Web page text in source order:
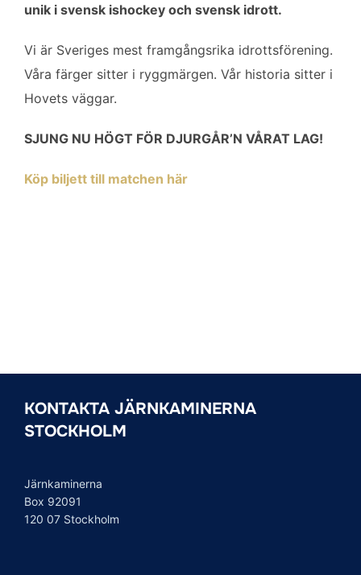
unik i svensk ishockey och svensk idrott.
Vi är Sveriges mest framgångsrika idrottsförening.
Våra färger sitter i ryggmärgen. Vår historia sitter i
Hovets väggar.
SJUNG NU HÖGT FÖR DJURGÅR’N VÅRAT LAG!
Köp biljett till matchen här
KONTAKTA JÄRNKAMINERNA
STOCKHOLM
Järnkaminerna
Box 92091
120 07 Stockholm